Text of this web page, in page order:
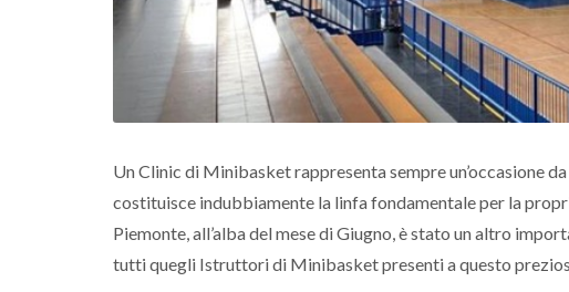
Un Clinic di Minibasket rappresenta sempre un’occasione
costituisce indubbiamente la linfa fondamentale per la
Piemonte, all’alba del mese di Giugno, è stato un altro
tutti quegli Istruttori di Minibasket presenti a questo